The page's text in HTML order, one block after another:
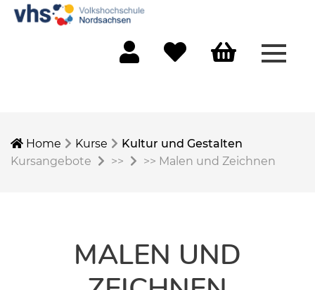
Home Kurse
Kultur und Gestalten
Kursangebote
>> >> Malen und Zeichnen
MALEN UND